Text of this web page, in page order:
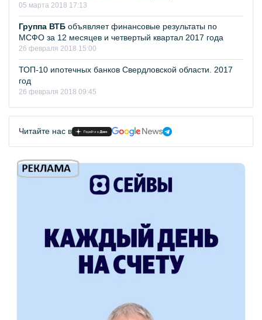
05 марта 2018 17:13
Группа ВТБ объявляет финансовые результаты по
МСФО за 12 месяцев и четвертый квартал 2017 года
26 февраля 2018 15:00
ТОП-10 ипотечных банков Свердловской области. 2017
год
26 февраля 2018 09:45
Читайте нас в